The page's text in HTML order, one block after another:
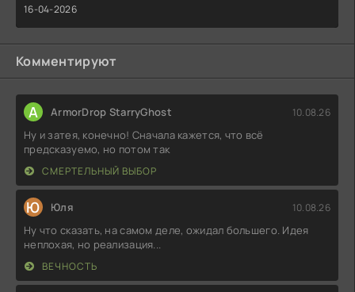
16-04-2026
Комментируют
A ArmorDrop StarryGhost 10.08.26
Ну и затея, конечно! Сначала кажется, что всё
предсказуемо, но потом так
СМЕРТЕЛЬНЫЙ ВЫБОР
Ю Юля 10.08.26
Ну что сказать, на самом деле, ожидал большего. Идея
неплохая, но реализация...
ВЕЧНОСТЬ